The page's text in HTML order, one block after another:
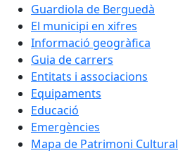
Guardiola de Berguedà
El municipi en xifres
Informació geogràfica
Guia de carrers
Entitats i associacions
Equipaments
Educació
Emergències
Mapa de Patrimoni Cultural